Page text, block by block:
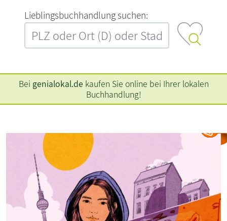
L‍i‍e‍b‍l‍i‍n‍g‍s‍b‍u‍c‍h‍h‍a‍n‍d‍l‍u‍n‍g‍ ‍s‍u‍c‍h‍e‍n‍:‍
Bei genialokal.de kaufen Sie online bei Ihrer lokalen
Buchhandlung!